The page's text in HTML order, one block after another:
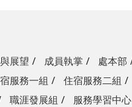
展望 成員執掌
處本部
服務一組
住宿服務二組
職涯發展組
服務學習中心